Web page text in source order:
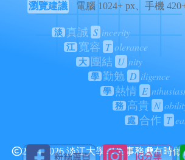
瀏覽建議
電腦 1024+ px、手機
淡 真誠 S incerity
江 寬容 T olerance
大 團結 U nity
學 勤勉 D iligence
學 熱情 E
務 高貴 N
處 合作 T
2024-2026 淡江大學學生事務處有時做